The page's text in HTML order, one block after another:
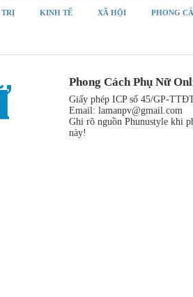
TRỊ KINH TẾ XÃ HỘI PHONG
Phong Cách Phụ Nữ
Giấy phép ICP số 45/GP-
Email: lamanpv@gmail.com
Ghi rõ nguồn Phunustyle khi
này!